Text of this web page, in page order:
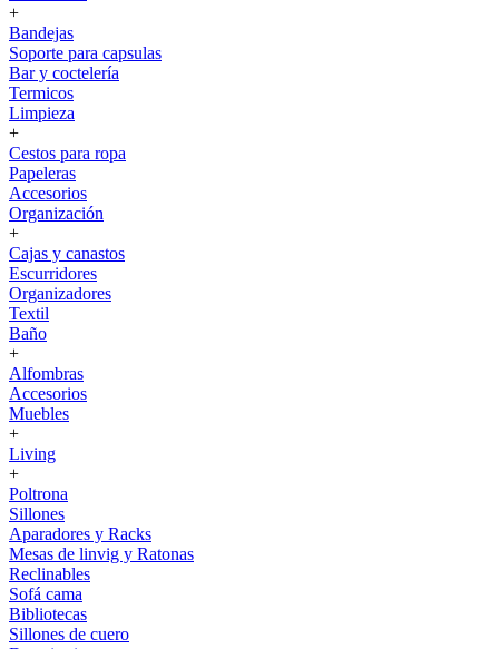
+
Bandejas
Soporte para capsulas
Bar y coctelería
Termicos
Limpieza
+
Cestos para ropa
Papeleras
Accesorios
Organización
+
Cajas y canastos
Escurridores
Organizadores
Textil
Baño
+
Alfombras
Accesorios
Muebles
+
Living
+
Poltrona
Sillones
Aparadores y Racks
Mesas de linvig y Ratonas
Reclinables
Sofá cama
Bibliotecas
Sillones de cuero